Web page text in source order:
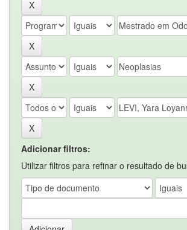
Adicionar filtros:
Utilizar filtros para refinar o resultado de